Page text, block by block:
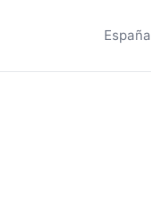
España